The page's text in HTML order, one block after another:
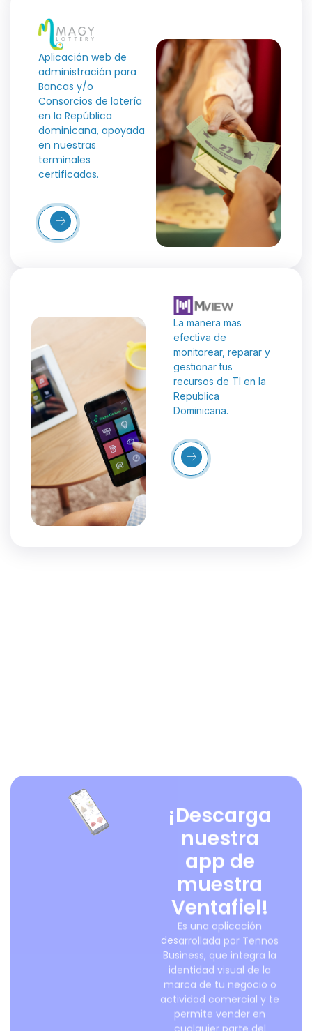
Aplicación web de
administración para
Bancas y/o
Consorcios de lotería
en la República
dominicana, apoyada
en nuestras
terminales
certificadas.
La manera mas
efectiva de
monitorear, reparar y
gestionar tus
recursos de TI en la
Republica
Dominicana.
Más
Detalles
¡Descarga
nuestra
app de
muestra
Ventafiel!
Es una aplicación
desarrollada por Tennos
Business, que integra la
identidad visual de la
marca de tu negocio o
actividad comercial y te
permite vender en